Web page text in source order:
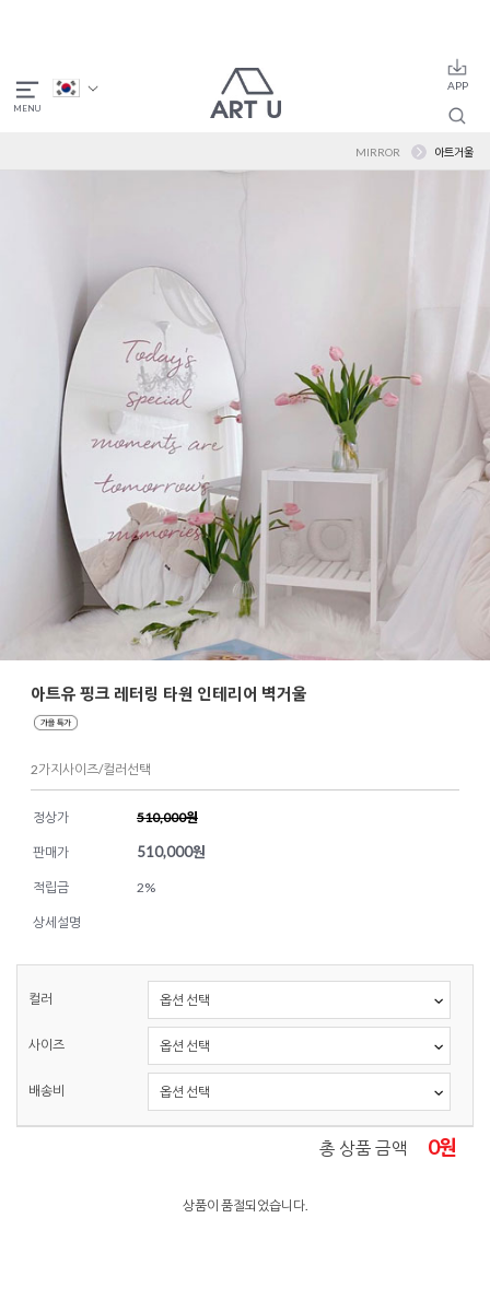
MIRROR 아트거울
아트유 핑크 레터링 타원 인테리어 벽거울
2가지사이즈/컬러선택
정상가 510,000원
판매가 510,000원
적립금 2%
상세설명
컬러
사이즈
배송비
총 상품 금액 0원
상품이 품절되었습니다.